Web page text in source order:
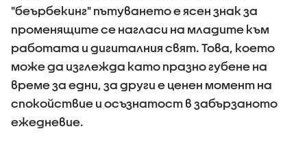
"беърбекинг" пътуването е ясен знак за
променящите се нагласи на младите към
работата и дигиталния свят. Това, което
може да изглежда като празно губене на
време за едни, за други е ценен момент на
спокойствие и осъзнатост в забързаното
ежедневие.